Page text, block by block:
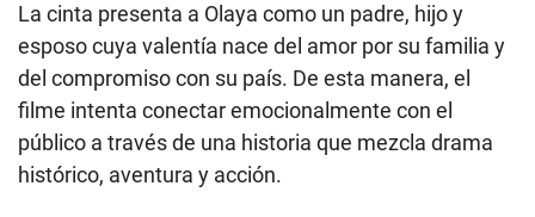
La cinta presenta a Olaya como un padre, hijo y
esposo cuya valentía nace del amor por su familia y
del compromiso con su país. De esta manera, el
filme intenta conectar emocionalmente con el
público a través de una historia que mezcla drama
histórico, aventura y acción.